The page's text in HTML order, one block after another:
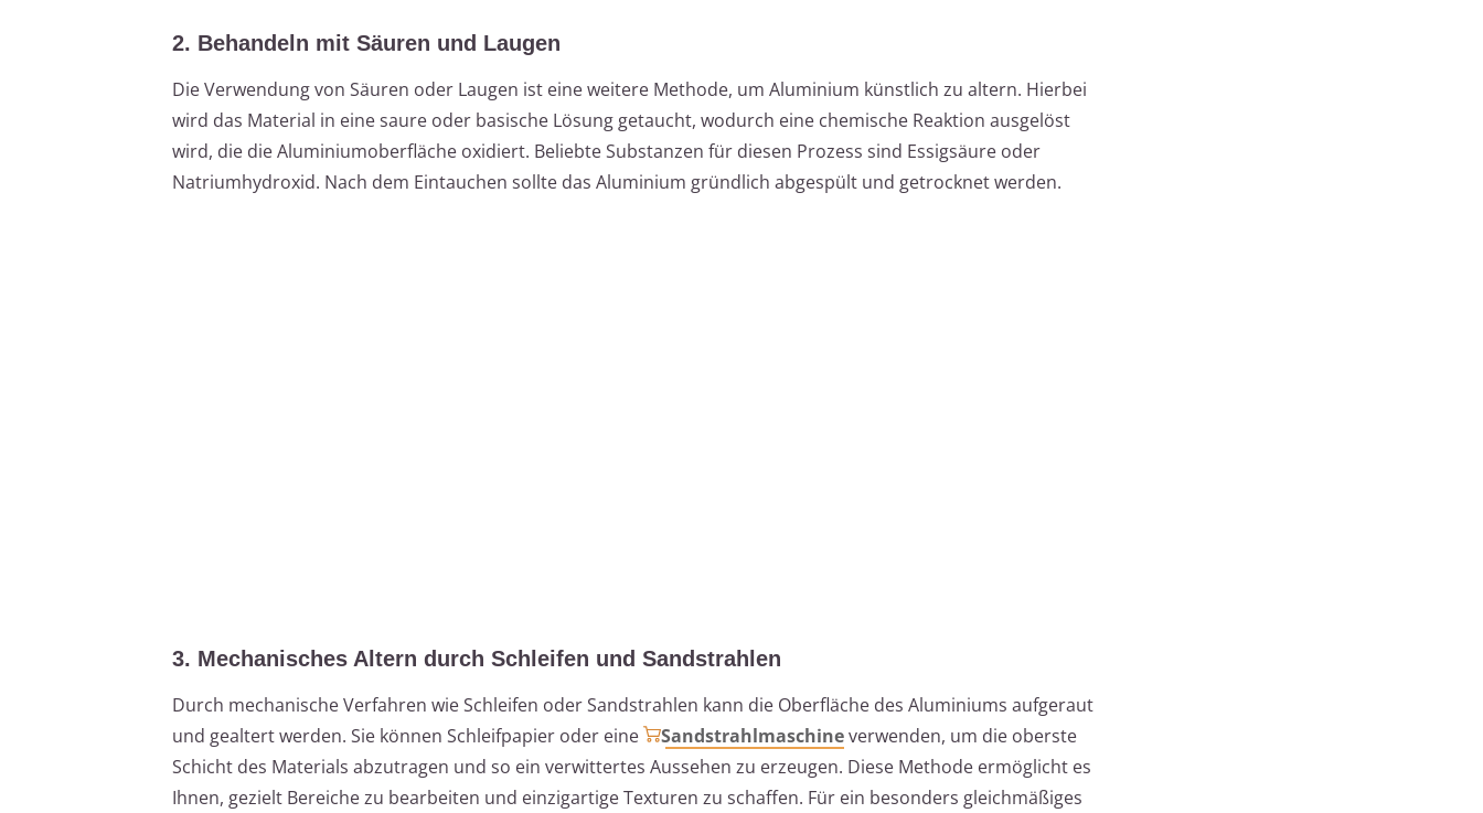
2. Behandeln mit Säuren und Laugen
Die Verwendung von Säuren oder Laugen ist eine weitere Methode, um Aluminium künstlich zu altern. Hierbei
wird das Material in eine saure oder basische Lösung getaucht, wodurch eine chemische Reaktion ausgelöst
wird, die die Aluminiumoberfläche oxidiert. Beliebte Substanzen für diesen Prozess sind Essigsäure oder
Natriumhydroxid. Nach dem Eintauchen sollte das Aluminium gründlich abgespült und getrocknet werden.
3. Mechanisches Altern durch Schleifen und Sandstrahlen
Durch mechanische Verfahren wie Schleifen oder Sandstrahlen kann die Oberfläche des Aluminiums aufgeraut
und gealtert werden. Sie können Schleifpapier oder eine
Sandstrahlmaschineverwenden, um die oberste
Schicht des Materials abzutragen und so ein verwittertes Aussehen zu erzeugen. Diese Methode ermöglicht es
Ihnen, gezielt Bereiche zu bearbeiten und einzigartige Texturen zu schaffen. Für ein besonders gleichmäßiges